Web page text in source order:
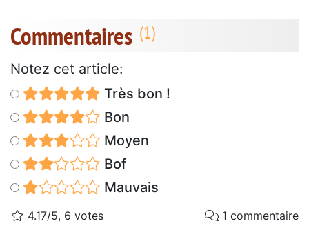
Commentaires
Notez cet article:
Très bon !
Bon
Moyen
Bof
Mauvais
4.17/5, 6 votes 1 commentaire